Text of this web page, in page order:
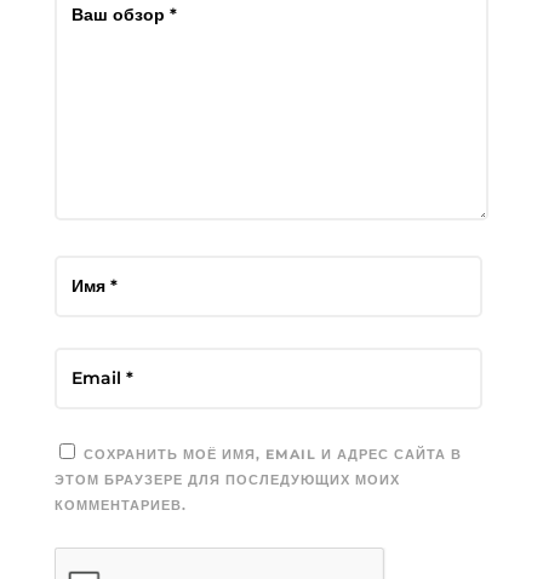
СОХРАНИТЬ МОЁ ИМЯ, EMAIL И АДРЕС САЙТА В
ЭТОМ БРАУЗЕРЕ ДЛЯ ПОСЛЕДУЮЩИХ МОИХ
КОММЕНТАРИЕВ.